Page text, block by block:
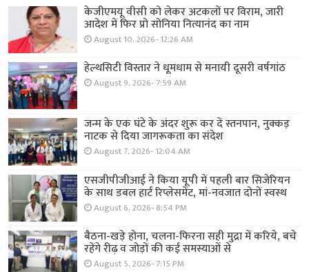
केजीएमयू वीसी को लेकर अटकलों पर विराम, जारी
आदेश में फिर प्रो सोनिया नित्यानंद का नाम
August 10, 2026- 12:26 AM
हेल्थसिटी विस्तार ने धूमधाम से मनायी दूसरी वर्षगांठ
August 9, 2026- 7:59 AM
जन्म के एक घंटे के अंदर शुरू कर दें स्तनपान, नुक्कड़
नाटक से दिया जागरूकता का संदेश
August 7, 2026- 12:04 AM
एसजीपीजीआई ने किया यूपी में पहली बार सिजेरियन
के साथ डबल हार्ट रिप्लेसमेंट, मां-नवजात दोनों स्वस्थ
August 6, 2026- 8:54 PM
बैठना-खड़े होना, चलना-फिरना सही मुद्रा में करिये, बचे
रहेंगे रीढ़ व जोड़ों की कई समस्याओं से
August 5, 2026- 7:15 PM